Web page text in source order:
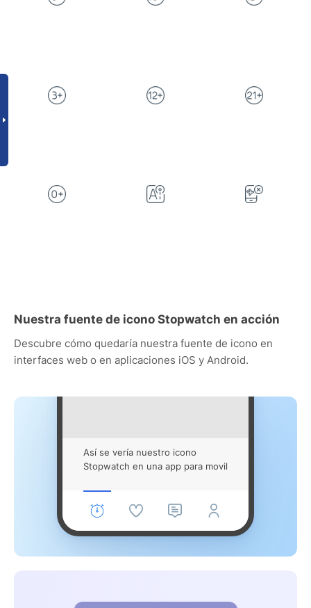
Nuestra fuente de icono Stopwatch en acción
Descubre cómo quedaría nuestra fuente de icono en
interfaces web o en aplicaciones iOS y Android.
Así se vería nuestro icono
Stopwatch en una app para movil